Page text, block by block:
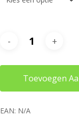
Toevoegen
EAN: N/A